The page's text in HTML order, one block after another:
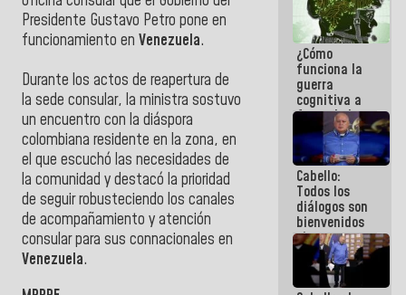
Presidente Gustavo Petro pone en
funcionamiento en Venezuela.
​Durante los actos de reapertura de
la sede consular, la ministra sostuvo
un encuentro con la diáspora
colombiana residente en la zona, en
el que escuchó las necesidades de
la comunidad y destacó la prioridad
de seguir robusteciendo los canales
de acompañamiento y atención
consular para sus connacionales en
Venezuela.
adaptarse
al plan de
ahorro
energético
¿Cómo
funciona la
guerra
cognitiva a
favor de la
narrativa
hegemónica?
(1)
Cabello:
Todos los
diálogos son
bienvenidos
siempre que
estén en el
marco de la
Constitución